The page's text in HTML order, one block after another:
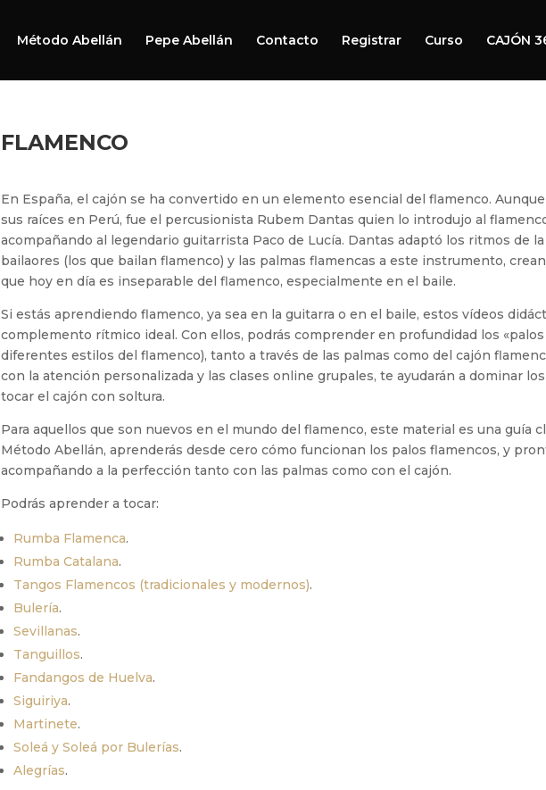
Método Abellán Pepe Abellán Contacto Registrar Curso CAJÓN
FLAMENCO
En España, el cajón se ha convertido en un elemento esencial del flamenco.
sus raíces en Perú, fue el percusionista Rubem Dantas quien lo introdujo al
acompañando al legendario guitarrista Paco de Lucía. Dantas adaptó los ritmos de
bailaores (los que bailan flamenco) y las palmas flamencas a este instrumento,
que hoy en día es inseparable del flamenco, especialmente en el baile.
Si estás aprendiendo flamenco, ya sea en la guitarra o en el baile, estos vídeos
complemento rítmico ideal. Con ellos, podrás comprender en profundidad los
diferentes estilos del flamenco), tanto a través de las palmas como del cajón
con la atención personalizada y las clases online grupales, te ayudarán a dominar
tocar el cajón con soltura.
Para aquellos que son nuevos en el mundo del flamenco, este material es una guía
Método Abellán, aprenderás desde cero cómo funcionan los palos flamencos, y
acompañando a la perfección tanto con las palmas como con el cajón.
Podrás aprender a tocar:
Rumba Flamenca.
Rumba Catalana.
Tangos Flamencos (tradicionales y modernos).
Bulería.
Sevillanas.
Tanguillos.
Fandangos de Huelva.
Siguiriya.
Martinete.
Soleá y Soleá por Bulerías.
Alegrías.